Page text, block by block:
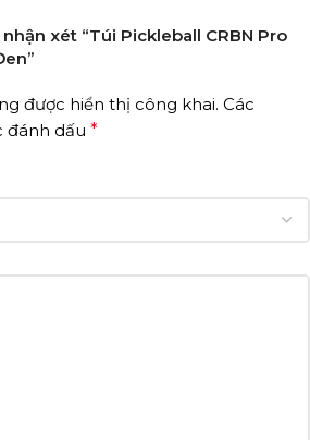
xét “Túi Pickleball CRBN Pro
được hiển thị công khai. Các
đánh dấu *